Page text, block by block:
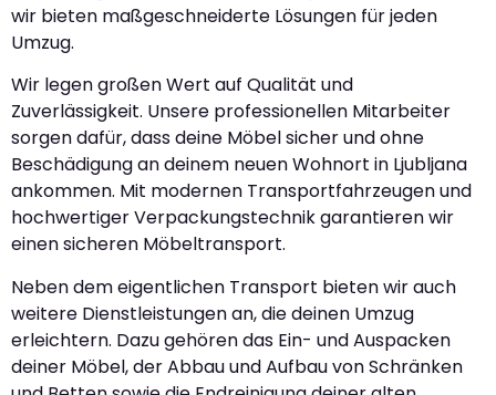
wir bieten maßgeschneiderte Lösungen für jeden
Umzug.
Wir legen großen Wert auf Qualität und
Zuverlässigkeit. Unsere professionellen Mitarbeiter
sorgen dafür, dass deine Möbel sicher und ohne
Beschädigung an deinem neuen Wohnort in Ljubljana
ankommen. Mit modernen Transportfahrzeugen und
hochwertiger Verpackungstechnik garantieren wir
einen sicheren Möbeltransport.
Neben dem eigentlichen Transport bieten wir auch
weitere Dienstleistungen an, die deinen Umzug
erleichtern. Dazu gehören das Ein- und Auspacken
deiner Möbel, der Abbau und Aufbau von Schränken